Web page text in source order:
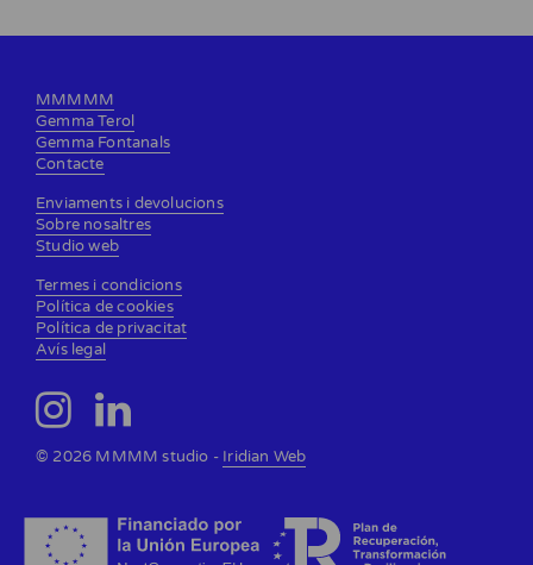
MMMMM
Gemma Terol
Gemma Fontanals
Contacte
Enviaments i devolucions
Sobre nosaltres
Studio web
Termes i condicions
Política de cookies
Política de privacitat
Avís legal
© 2026 MMMM studio - Iridian Web